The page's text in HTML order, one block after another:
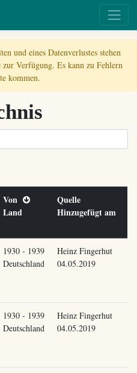
und eines Datenverlustes stehen
Verfügung. Es kann zu Fehlern
kommen.
Von
Land
Quelle
Hinzugefügt am
1930 - 1939
Deutschland
Heinz Fingerhut
04.05.2019
1930 - 1939
Deutschland
Heinz Fingerhut
04.05.2019